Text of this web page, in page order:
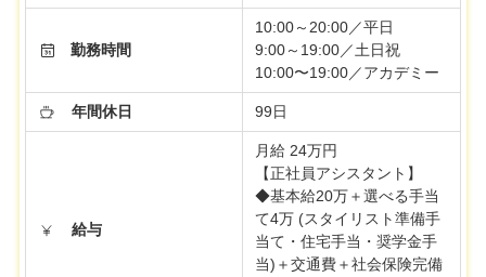
勤務時間
10:00～20:00／平日
9:00～19:00／土日祝
10:00〜19:00／アカデミー
年間休日 99日
給与
月給 24万円
【正社員アシスタント】
◆基本給20万＋選べる手当
て4万 (スタイリスト準備手
当て・住宅手当・奨学金手
当)＋交通費＋社会保険完備